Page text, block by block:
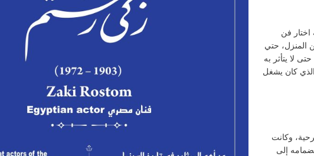
اختار فن
المنزل، حتي
لا يتأثر به
الذي كان يشغل
وكانت
إلى